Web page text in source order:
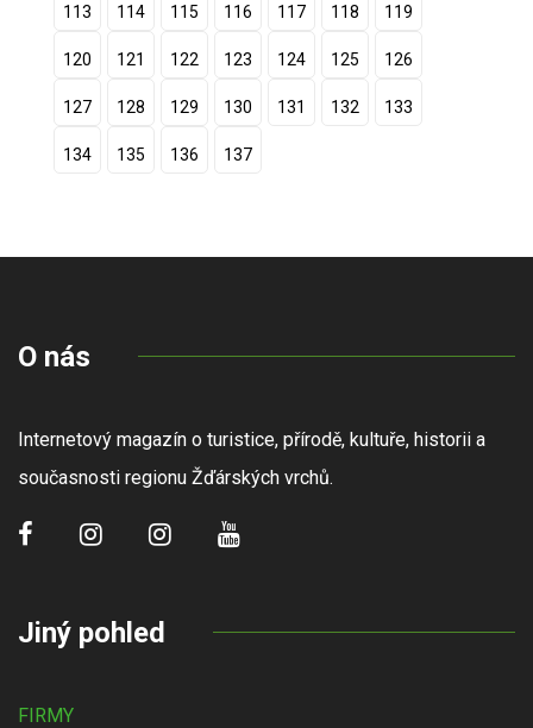
113 114 115 116 117 118 119
120 121 122 123 124 125 126
127 128 129 130 131 132 133
134 135 136 137
O nás
Internetový magazín o turistice, přírodě, kultuře, historii a
současnosti regionu Žďárských vrchů.
Jiný pohled
FIRMY